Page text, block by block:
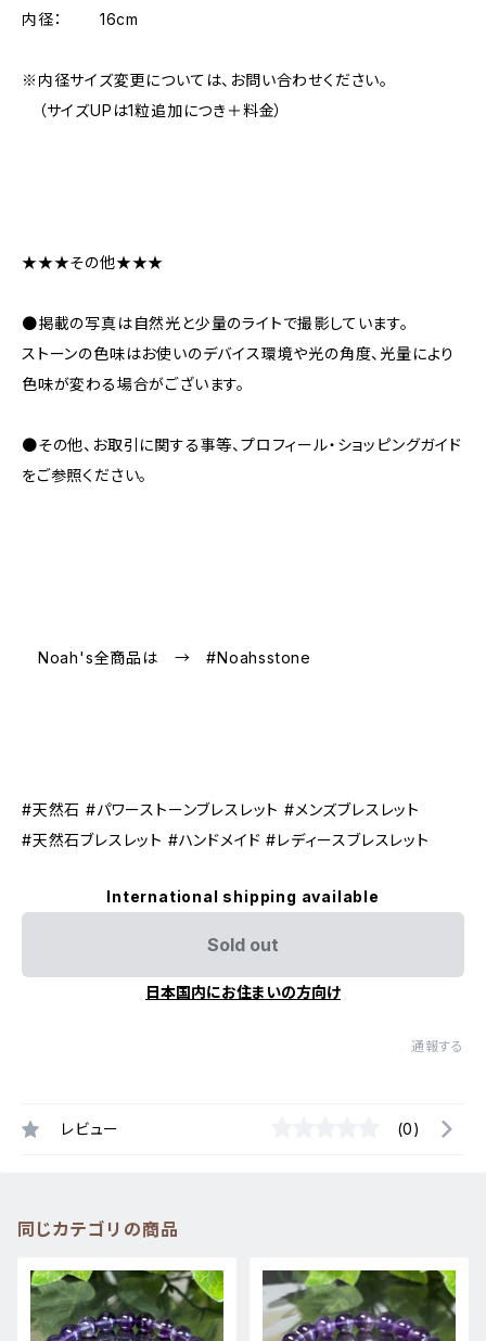
内径： 16cm
※内径サイズ変更については、お問い合わせください。
（サイズUPは1粒追加につき＋料金）
★★★その他★★★
●掲載の写真は自然光と少量のライトで撮影しています。
ストーンの色味はお使いのデバイス環境や光の角度、光量により
色味が変わる場合がございます。
●その他、お取引に関する事等、プロフィール・ショッピングガイド
をご参照ください。
Noah's全商品は → #Noahsstone
#天然石 #パワーストーンブレスレット #メンズブレスレット
#天然石ブレスレット #ハンドメイド #レディースブレスレット
International shipping available
Sold out
日本国内にお住まいの方向け
通報する
レビュー (0)
同じカテゴリの商品